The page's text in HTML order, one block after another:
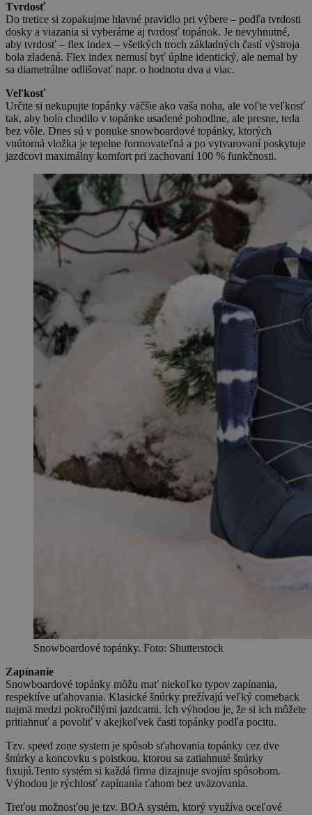
Tvrdosť
Do tretice si zopakujme hlavné pravidlo pri výbere – podľa tvrdosti
dosky a viazania si vyberáme aj tvrdosť topánok. Je nevyhnutné,
aby tvrdosť – flex index – všetkých troch základných častí výstroja
bola zladená. Flex index nemusí byť úplne identický, ale nemal by
sa diametrálne odlišovať napr. o hodnotu dva a viac.
Veľkosť
Určite si nekupujte topánky väčšie ako vaša noha, ale voľte veľkosť
tak, aby bolo chodilo v topánke usadené pohodlne, ale presne, teda
bez vôle. Dnes sú v ponuke snowboardové topánky, ktorých
vnútorná vložka je tepelne formovateľná a po vytvarovaní poskytuje
jazdcovi maximálny komfort pri zachovaní 100 % funkčnosti.
Snowboardové topánky. Foto: Shutterstock
Zapínanie
Snowboardové topánky môžu mať niekoľko typov zapínania,
respektíve uťahovania. Klasické šnúrky prežívajú veľký comeback
najmä medzi pokročilými jazdcami. Ich výhodou je, že si ich môžete
pritiahnuť a povoliť v akejkoľvek časti topánky podľa pocitu.
Tzv. speed zone system je spôsob sťahovania topánky cez dve
šnúrky a koncovku s poistkou, ktorou sa zatiahnuté šnúrky
fixujú.Tento systém si každá firma dizajnuje svojím spôsobom.
Výhodou je rýchlosť zapínania ťahom bez uväzovania.
Treťou možnosťou je tzv. BOA systém, ktorý využíva oceľové